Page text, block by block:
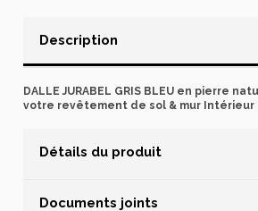
Description
DALLE JURABEL GRIS BLEU en pierre
votre revêtement de sol & mur Intérieur
Détails du produit
Documents joints